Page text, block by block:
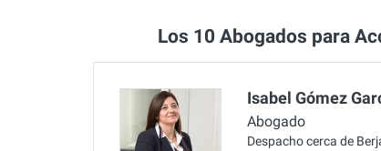
Los 10 Abogados para
Isabel Gómez
Abogado
Despacho cerca de